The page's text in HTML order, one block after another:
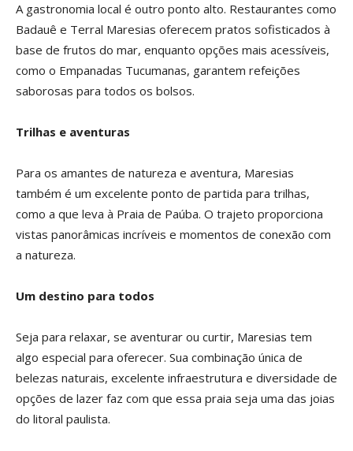
A gastronomia local é outro ponto alto. Restaurantes como
Badauê e Terral Maresias oferecem pratos sofisticados à
base de frutos do mar, enquanto opções mais acessíveis,
como o Empanadas Tucumanas, garantem refeições
saborosas para todos os bolsos.
Trilhas e aventuras
Para os amantes de natureza e aventura, Maresias
também é um excelente ponto de partida para trilhas,
como a que leva à Praia de Paúba. O trajeto proporciona
vistas panorâmicas incríveis e momentos de conexão com
a natureza.
Um destino para todos
Seja para relaxar, se aventurar ou curtir, Maresias tem
algo especial para oferecer. Sua combinação única de
belezas naturais, excelente infraestrutura e diversidade de
opções de lazer faz com que essa praia seja uma das joias
do litoral paulista.